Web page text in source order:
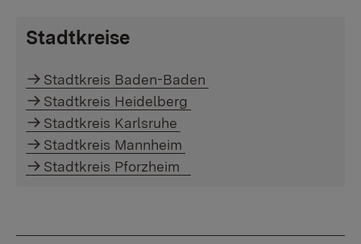
Stadtkreise
Stadtkreis Baden-Baden
Stadtkreis Heidelberg
Stadtkreis Karlsruhe
Stadtkreis Mannheim
Stadtkreis Pforzheim